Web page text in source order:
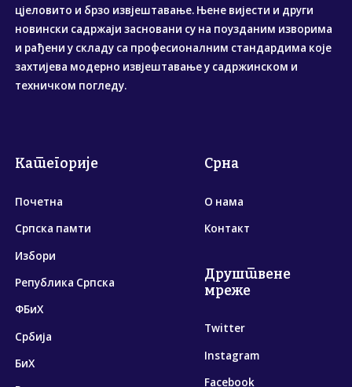
цјеловито и брзо извјештавање. Њене вијести и други
новински садржаји засновани су на поузданим изворима
и рађени у складу са професионалним стандардима које
захтијева модерно извјештавање у садржинском и
техничком погледу.
Категорије
Почетна
Српска памти
Избори
Република Српска
ФБиХ
Србија
БиХ
Срна
О нама
Контакт
Друштвене
мреже
Twitter
Instagram
Facebook